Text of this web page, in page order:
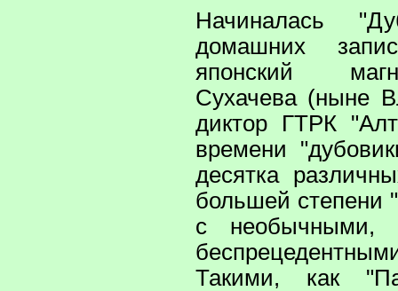
Начиналась
домашних
японский
Сухачева (ныне
диктор ГТРК
времени
десятка
большей степени
с необычными,
Такими, как